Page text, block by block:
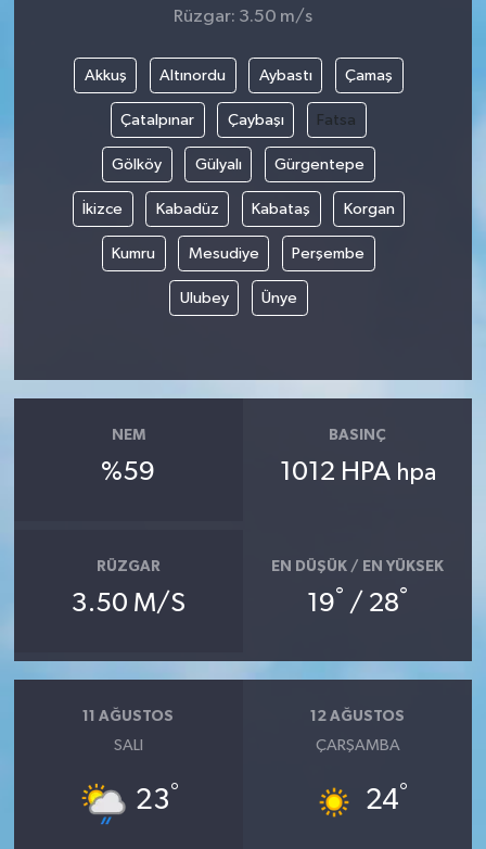
Rüzgar: 3.50 m/s
Akkuş Altınordu Aybastı Çamaş
Çatalpınar Çaybaşı Fatsa
Gölköy Gülyalı Gürgentepe
İkizce Kabadüz Kabataş Korgan
Kumru Mesudiye Perşembe
Ulubey Ünye
NEM
%59
BASINÇ
1012 HPA hpa
RÜZGAR
3.50 M/S
EN DÜŞÜK / EN YÜKSEK
19° / 28°
11 AĞUSTOS
SALI
23°
12 AĞUSTOS
ÇARŞAMBA
24°
Yaşam
Yurttan